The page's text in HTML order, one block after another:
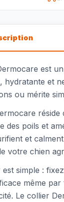
est
hydratante et
ou mérite
réside
des poils et
et
votre chien
simple :
même
Le collier